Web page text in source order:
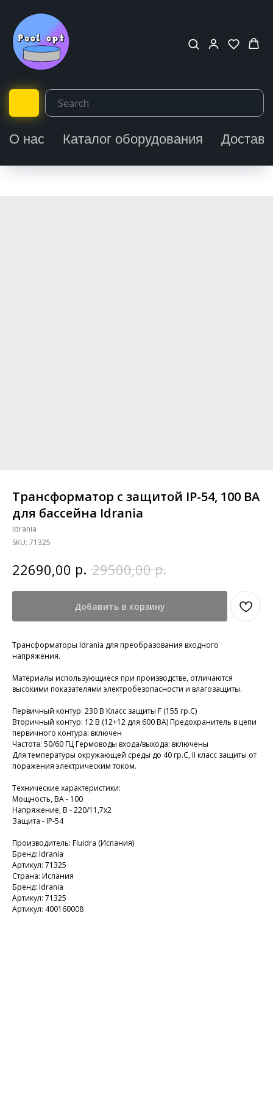
О нас Каталог оборудования
Трансформатор с защитой IP-54, 100 ВА
для бассейна Idrania
Idrania
SKU: 71325
22690,00 р. 29500,00 р.
Добавить в корзину
Трансформаторы Idrania для преобразования входного
напряжения.
Материалы использующиеся при производстве, отличаются
высокими показателями электробезопасности и влагозащиты.
Первичный контур: 230 В Класс защиты F (155 гр.С)
Вторичный контур: 12 В (12+12 для 600 ВА) Предохранитель в цепи
первичного контура: включен
Частота: 50/60 ГЦ Гермоводы входа/выхода: включены
Для температуры окружающей среды до 40 гр.С, II класс защиты от
поражения электрическим током.
Технические характеристики:
Мощность, ВА - 100
Напряжение, В - 220/11,7x2
Защита - IP-54
Производитель: Fluidra (Испания)
Бренд: Idrania
Артикул: 71325
Страна: Испания
Бренд: Idrania
Артикул: 71325
Артикул: 400160008